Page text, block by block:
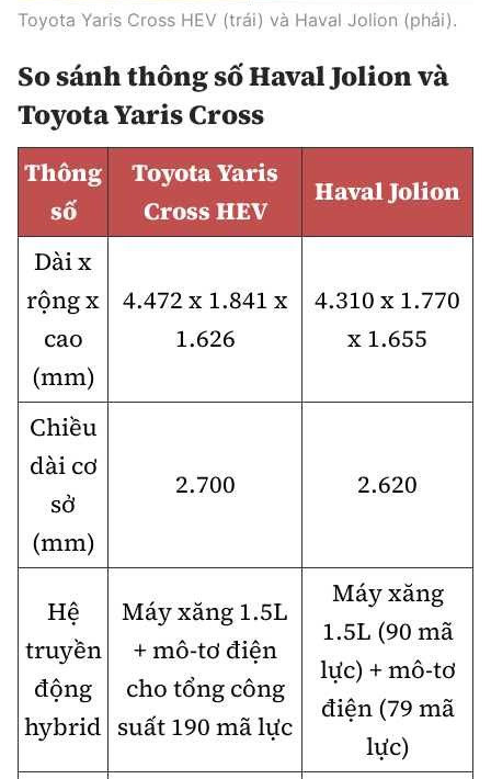
Trưởng ban Ô tô - Xe máy:Nguyễn Tiến Mạnh
Chuyên trang của Báo Xây dựng
Tòa soạn: Số 2 Nguyễn Công Hoan, phường Giảng Võ,
Hà Nội.
Hotline: 0967 376 459;
Liên hệ quảng cáo phát hành: 0915.057.282
Email:bandoc@baoxaydung.vn
Toyota Yaris Cross HEV (trái) và Haval Jolion (phải).
So sánh thông số Haval Jolion và
Toyota Yaris Cross
Thông
số
Toyota Yaris
Cross HEV
Haval Jolion
Dài x
rộng x
cao
(mm)
4.472 x 1.841 x
1.626
4.310 x 1.770
x 1.655
Chiều
dài cơ
sở
(mm)
2.700 2.620
Hệ
truyền
động
hybrid
Máy xăng 1.5L
+ mô-tơ điện
cho tổng công
suất 190 mã lực
Máy xăng
1.5L (90 mã
lực) + mô-tơ
điện (79 mã
lực)